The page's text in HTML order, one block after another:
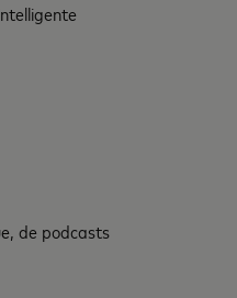
de podcasts